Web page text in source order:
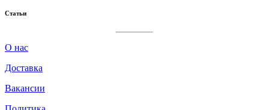
Статьи
О нас
Доставка
Вакансии